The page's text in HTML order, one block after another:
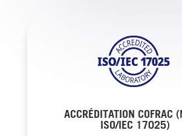
ACCRÉDITATION COFRAC
ISO/IEC 17025)